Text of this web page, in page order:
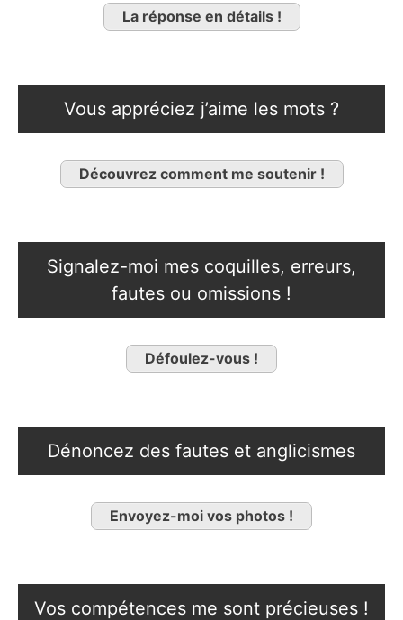
La réponse en détails !
Vous appréciez j’aime les mots ?
Découvrez comment me soutenir !
Signalez-moi mes coquilles, erreurs,
fautes ou omissions !
Défoulez-vous !
Dénoncez des fautes et anglicismes
Envoyez-moi vos photos !
Vos compétences me sont précieuses !